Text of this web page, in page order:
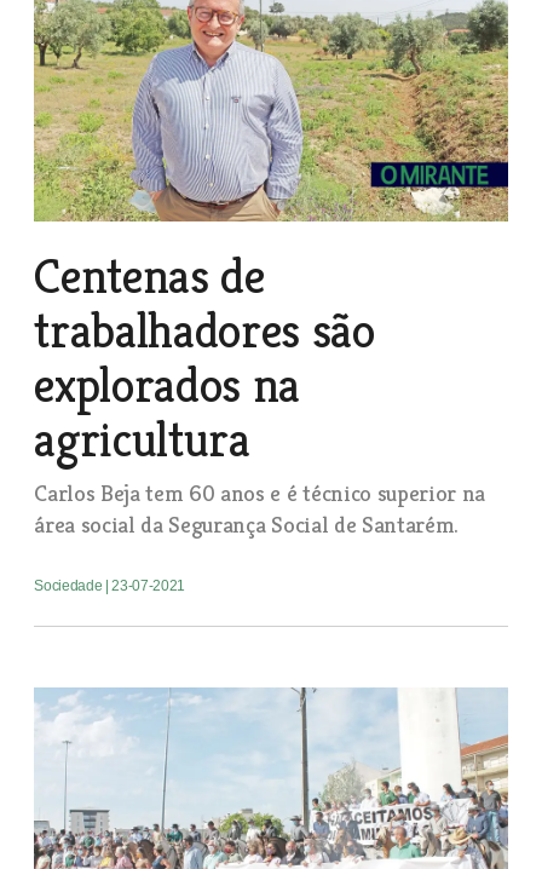
Centenas de
trabalhadores são
explorados na
agricultura
Carlos Beja tem 60 anos e é técnico superior na
área social da Segurança Social de Santarém.
Sociedade | 23-07-2021